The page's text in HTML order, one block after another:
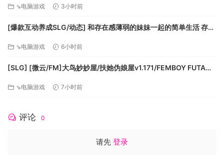
系统遵循一定的既定规则并随机出现。
来提升您的战斗体验或帮助您摆脱困境。
后续我们还会陆续开发并推出诸如“成就系统”，“装扮系统”等各
心内容：战术位置，角色和指令卡更会不断的开发并推出，届
验。真挚地期待在《灵子》的世界中与您相遇！
⇘电脑游戏 3小时前
[爆款互动养成SLG/动态] 和存在感薄弱的妹妹一起的简单生活 存在
rev.2 官方中文步兵版+全cg存档 [PC+安卓]
⇘电脑游戏 6小时前
[SLG] [微云/FM]大鸟妙妙屋/扶她伪娘屋v1.171/FEMBOY FUTA
⇘电脑游戏 7小时前
评论 0
请先 登录